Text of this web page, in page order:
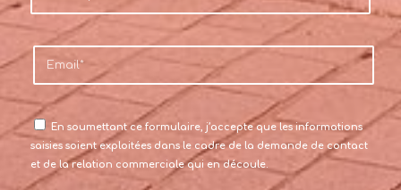
En soumettant ce formulaire, j’accepte que les informations
saisies soient exploitées dans le cadre de la demande de contact
et de la relation commerciale qui en découle.